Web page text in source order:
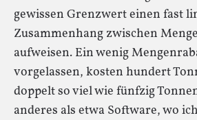
gewissen Grenzwert einen fast
Zusammenhang zwischen
aufweisen. Ein wenig
vorgelassen, kosten hundert
doppelt so viel wie fünfzig
anderes als etwa Software, wo